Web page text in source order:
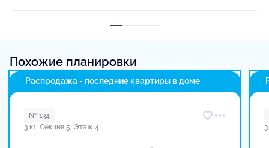
Похожие планировки
Распродажа - последние квартиры в доме
№ 134
3 к1, Секция 5, Этаж 4